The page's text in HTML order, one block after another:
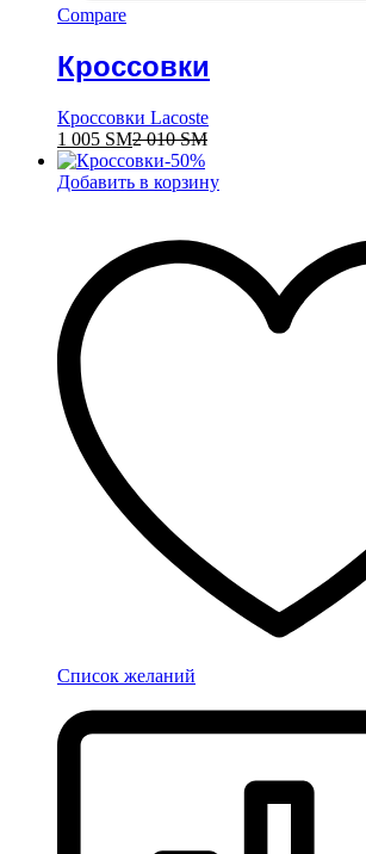
Compare
Кроссовки
Кроссовки Lacoste
1 005 ЅМ2 010ЅМ
-50%
Добавить в корзину
Список желаний